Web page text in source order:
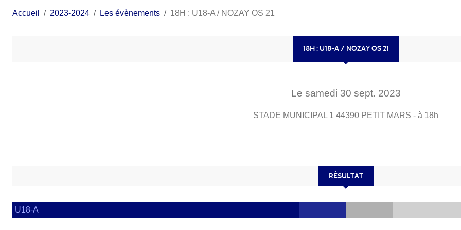
Accueil 2023-2024 Les évènements 18H : U18-A / NOZAY OS 21
18H : U18-A / NOZAY OS 21
Le samedi 30 sept. 2023
STADE MUNICIPAL 1 44390 PETIT MARS - à 18h
RÉSULTAT
U18-A